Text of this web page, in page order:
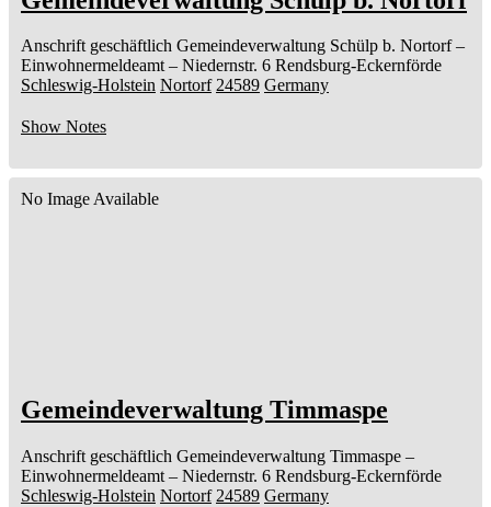
Anschrift geschäftlich Gemeindeverwaltung Schülp b. Nortorf –
Einwohnermeldeamt – Niedernstr. 6 Rendsburg-Eckernförde
Schleswig-Holstein Nortorf 24589 Germany
Show Notes
No Image Available
Gemeindeverwaltung Timmaspe
Anschrift geschäftlich Gemeindeverwaltung Timmaspe –
Einwohnermeldeamt – Niedernstr. 6 Rendsburg-Eckernförde
Schleswig-Holstein Nortorf 24589 Germany